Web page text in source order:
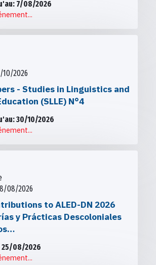
7/08/2026
2026
- Studies in Linguistics and
(SLLE) N°4
30/10/2026
08/2026
to ALED-DN 2026
y Prácticas Descoloniales
25/08/2026